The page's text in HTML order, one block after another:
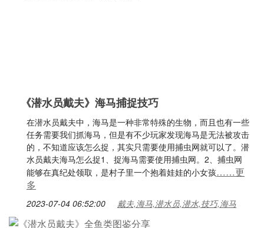
《潜水员戴夫》海马捕捉技巧
在潜水员戴夫中，海马是一种非常特殊的生物，而且也有一些
任务需要我们抓海马，但是有不少玩家发现海马是无法被攻击
的，不知道应该怎么捉，其实只需要使用捕虫网就可以了。潜
水员戴夫海马怎么捉1、捉海马需要使用捕虫网。2、捕虫网
能够在真纪处领取，是村子里一个抱着娃娃的小女孩……更
多
2023-07-04 06:52:00 戴夫,海马,潜水员,潜水,技巧,海马